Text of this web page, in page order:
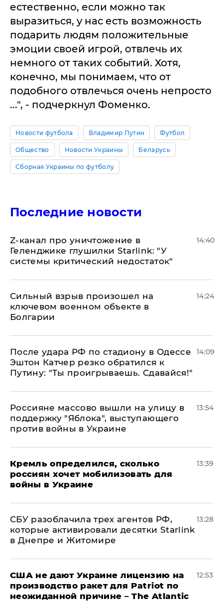
естественно, если можно так
выразиться, у нас есть возможность
подарить людям положительные
эмоции своей игрой, отвлечь их
немного от таких событий. Хотя,
конечно, мы понимаем, что от
подобного отвлечься очень непросто
...", - подчеркнул Фоменко.
Новости футбола Владимир Путин Футбол
Общество Новости Украины Беларусь
Сборная Украины по футболу
Последние новости
Z-канал про уничтожение в
Геленджике глушилки Starlink: "У
системы критический недостаток"
14:40
Сильный взрыв произошел на
ключевом военном объекте в
Болгарии
14:24
После удара РФ по стадиону в Одессе
Эштон Катчер резко обратился к
Путину: "Ты проигрываешь. Сдавайся!"
14:09
Россияне массово вышли на улицу в
поддержку "Яблока", выступающего
против войны в Украине
13:54
Кремль определился, сколько
россиян хочет мобилизовать для
войны в Украине
13:39
СБУ разоблачила трех агентов РФ,
которые активировали десятки Starlink
в Днепре и Житомире
13:28
США не дают Украине лицензию на
производство ракет для Patriot по
неожиданной причине – The Atlantic
12:53